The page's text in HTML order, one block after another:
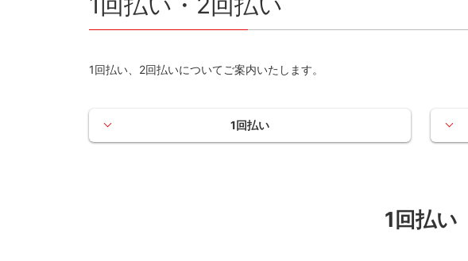
1回払い、2回払いについてご案内いたします。
1回払い
1回払い